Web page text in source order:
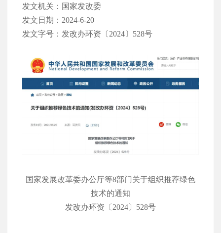
发文机关：国家发改委
发文日期：2024-6-20
发文字号：发改办环资〔2024〕528号
国家发展改革委办公厅等8部门关于组织推荐绿色
技术的通知
发改办环资〔2024〕528号